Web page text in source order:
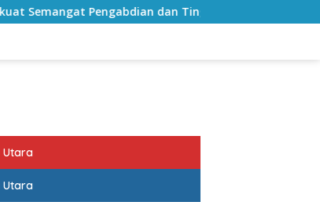
Pengabdian dan Tingkatkan Pelayanan Publik
Utara
Utara